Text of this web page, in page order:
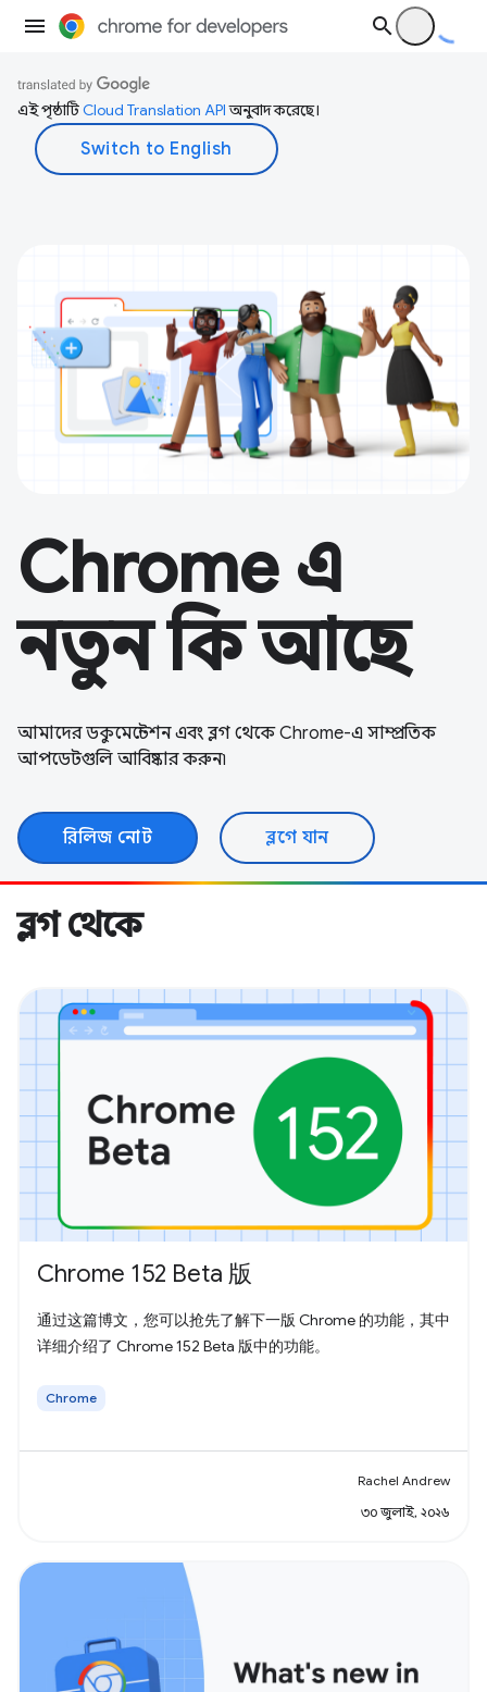
এই পৃষ্ঠাটিCloud Translation APIঅনুবাদ করেছে।
Chrome এ
নতুন কি আছে
আমাদের ডকুমেন্টেশন এবং ব্লগ থেকে Chrome-এ সাম্প্রতিক
আপডেটগুলি আবিষ্কার করুন৷
রিলিজ নোট ব্লগে যান
ব্লগ থেকে
Chrome 152 Beta 版
通过这篇博文，您可以抢先了解下一版 Chrome 的功能，其中
详细介绍了 Chrome 152 Beta 版中的功能。
Chrome
Rachel Andrew
৩০ জুলাই, ২০২৬